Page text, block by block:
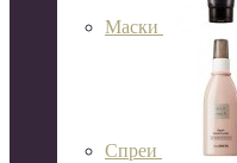
Маски
Спреи